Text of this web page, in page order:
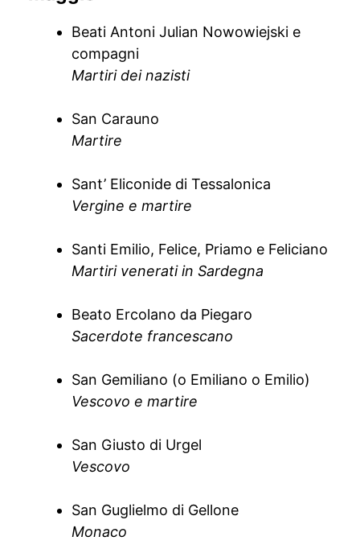
Beati Antoni Julian Nowowiejski e
compagni
Martiri dei nazisti
San Carauno
Martire
Sant’ Eliconide di Tessalonica
Vergine e martire
Santi Emilio, Felice, Priamo e Feliciano
Martiri venerati in Sardegna
Beato Ercolano da Piegaro
Sacerdote francescano
San Gemiliano (o Emiliano o Emilio)
Vescovo e martire
San Giusto di Urgel
Vescovo
San Guglielmo di Gellone
Monaco